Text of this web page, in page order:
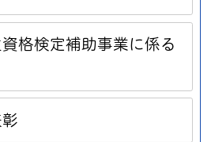
格検定補助事業に係る